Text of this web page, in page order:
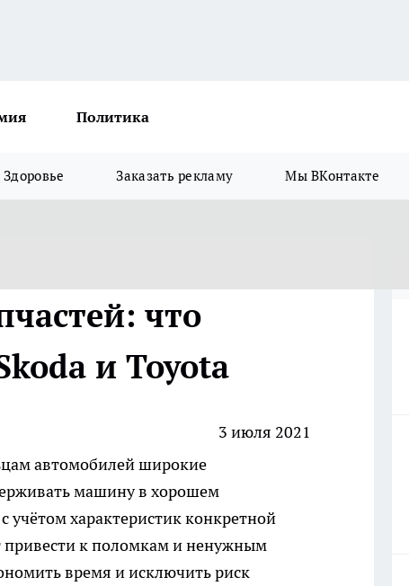
Политика
Здоровье Заказать рекламу Мы ВКонтакте
что
и Toyota
3 июля 2021
автомобилей широкие
машину в хорошем
учётом характеристик конкретной
привести к поломкам и ненужным
время и исключить риск